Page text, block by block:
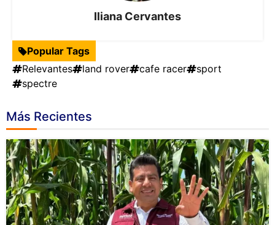
Iliana Cervantes
Popular Tags
Relevantes
land rover cafe racer
sport
spectre
Más Recientes